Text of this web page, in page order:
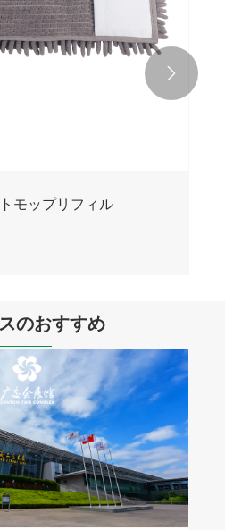
モップリフィル

のおすすめ
モップ